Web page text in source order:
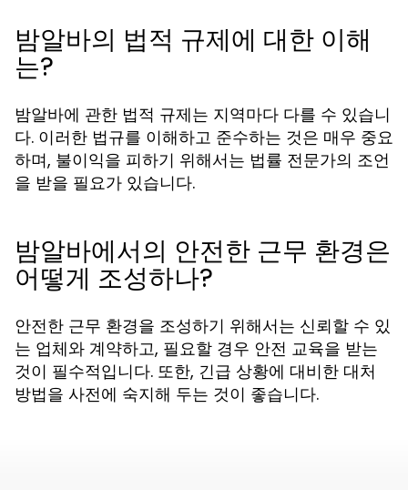
밤알바의 법적 규제에 대한 이해
는?
밤알바에 관한 법적 규제는 지역마다 다를 수 있습니
다. 이러한 법규를 이해하고 준수하는 것은 매우 중요
하며, 불이익을 피하기 위해서는 법률 전문가의 조언
을 받을 필요가 있습니다.
밤알바에서의 안전한 근무 환경은
어떻게 조성하나?
안전한 근무 환경을 조성하기 위해서는 신뢰할 수 있
는 업체와 계약하고, 필요할 경우 안전 교육을 받는
것이 필수적입니다. 또한, 긴급 상황에 대비한 대처
방법을 사전에 숙지해 두는 것이 좋습니다.